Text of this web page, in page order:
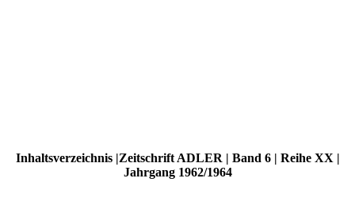
Inhaltsverzeichnis |Zeitschrift ADLER | Band 6 | Reihe XX |
Jahrgang 1962/1964